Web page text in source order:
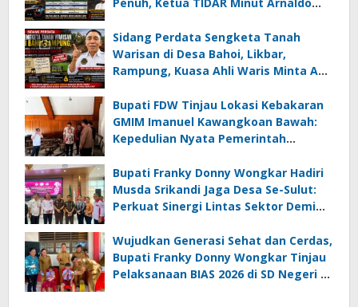
05 MC JOE Sapu Bersih Tiga Gelar
Juara Umum
Sidang Perdata Sengketa Tanah
Warisan di Desa Bahoi, Likbar,
Rampung, Kuasa Ahli Waris Minta APH
Korupsi Dandes
Bupati FDW Tinjau Lokasi Kebakaran
GMIM Imanuel Kawangkoan Bawah:
Kepedulian Nyata Pemerintah
Terdampak
Bupati Franky Donny Wongkar Hadiri
Musda Srikandi Jaga Desa Se-Sulut:
Perkuat Sinergi Lintas Sektor Demi
Wujudkan Generasi Sehat dan Cerdas,
Bupati Franky Donny Wongkar Tinjau
Pelaksanaan BIAS 2026 di SD Negeri 2